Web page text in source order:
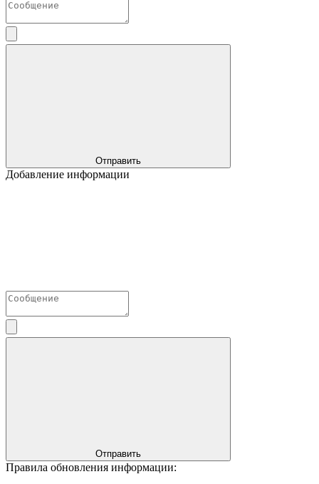
Отправить
Добавление информации
Отправить
Правила обновления информации: